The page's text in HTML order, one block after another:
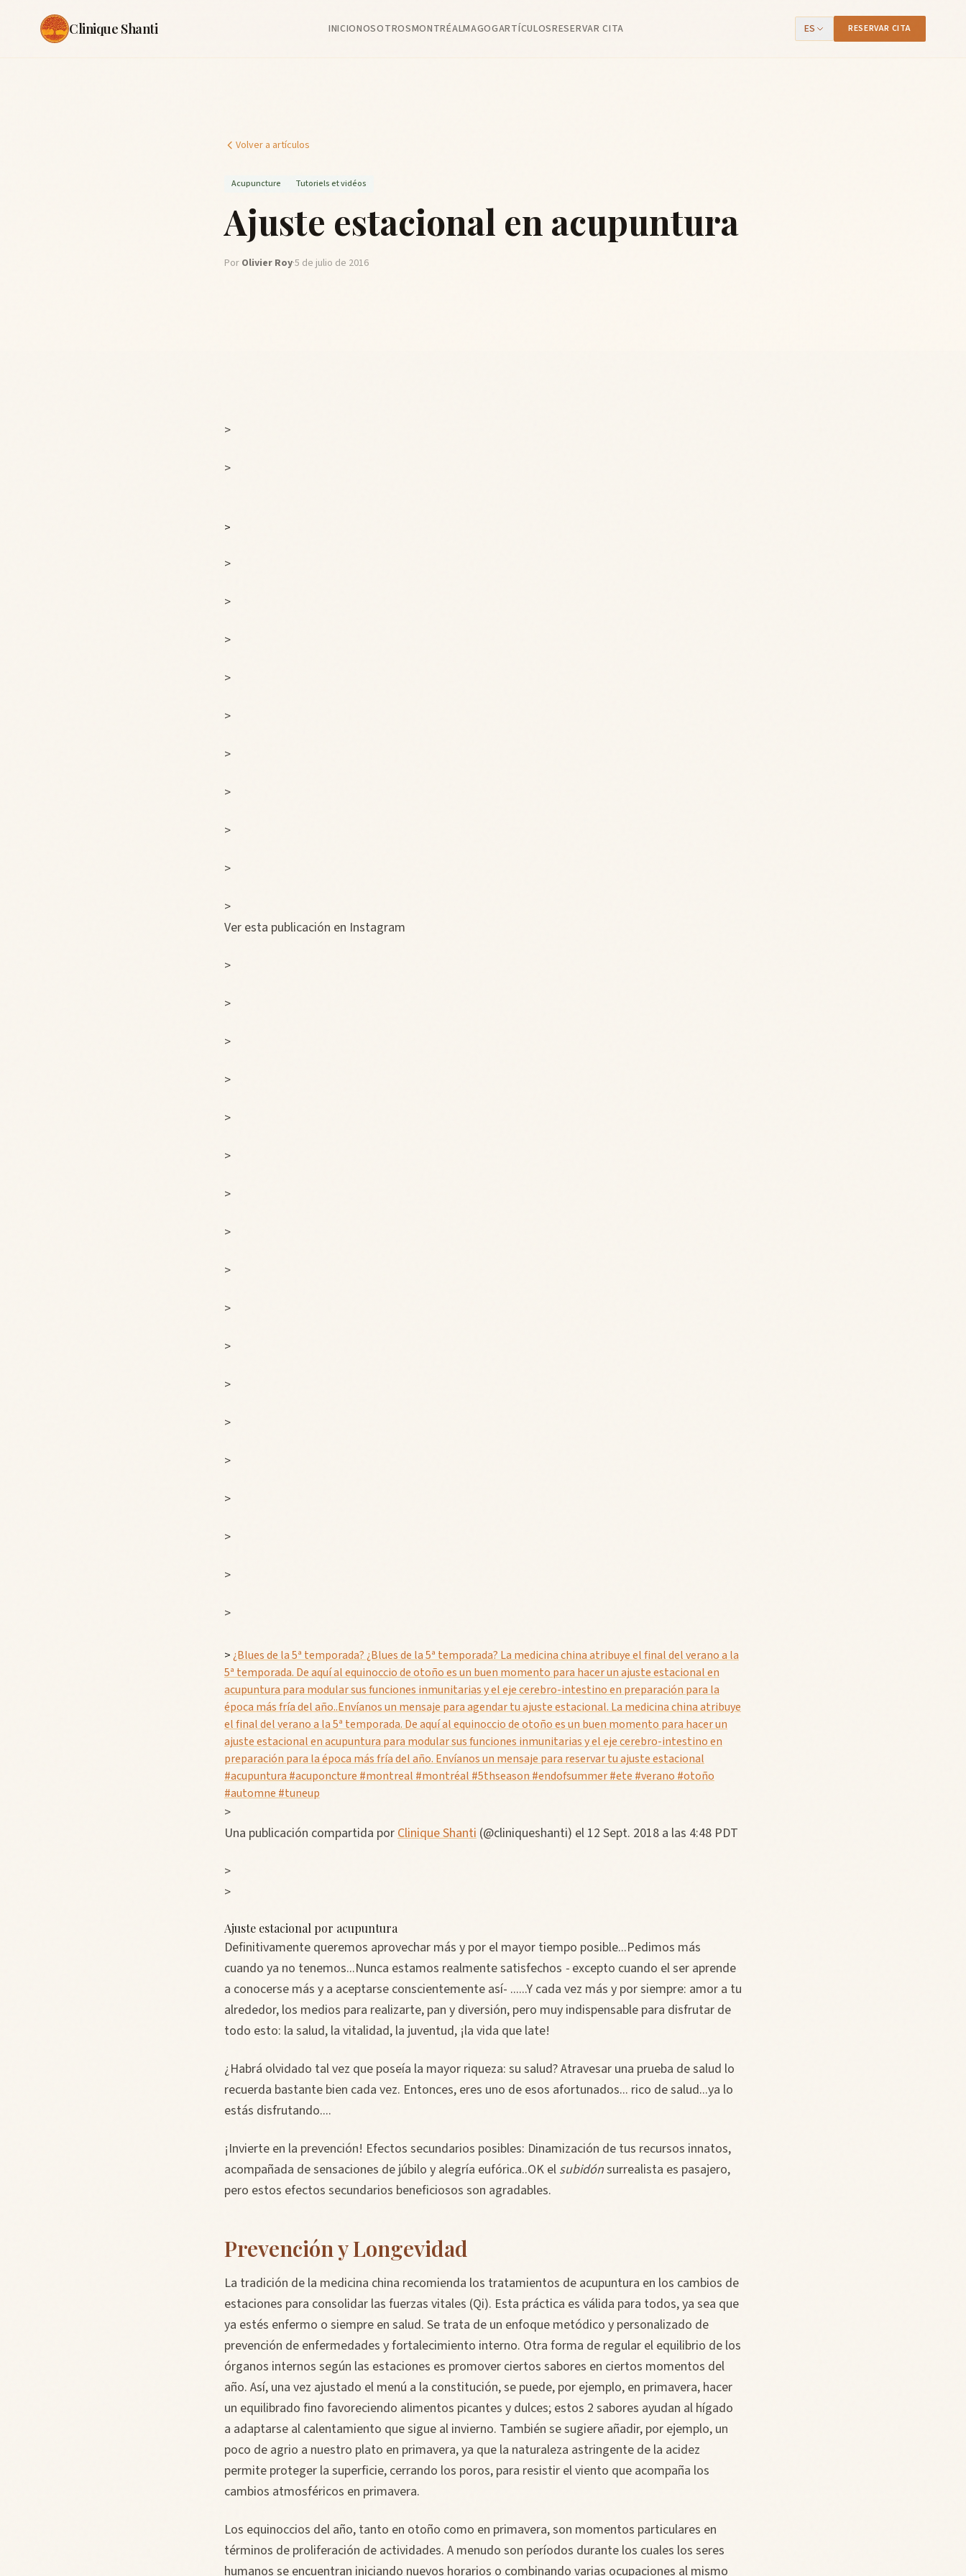
Clinique Shanti INICIONOSOTROSMONTRÉALMAGOGARTÍCULOSRESERVAR CITA ES RESERVAR CITA
Volver a artículos
Acupuncture Tutoriels et vidéos
Ajuste estacional en acupuntura
Por Olivier Roy·5 de julio de 2016
>
>
>
>
>
>
>
>
>
>
>
>
>
Ver esta publicación en Instagram
>
>
>
>
>
>
>
>
>
>
>
>
>
>
>
>
>
>
>‍¿Blues de la 5ª temporada? ¿Blues de la 5ª temporada? La medicina china atribuye el final del verano a la
5ª temporada. De aquí al equinoccio de otoño es un buen momento para hacer un ajuste estacional en
acupuntura para modular sus funciones inmunitarias y el eje cerebro-intestino en preparación para la
época más fría del año..Envíanos un mensaje para agendar tu ajuste estacional. La medicina china atribuye
el final del verano a la 5ª temporada. De aquí al equinoccio de otoño es un buen momento para hacer un
ajuste estacional en acupuntura para modular sus funciones inmunitarias y el eje cerebro-intestino en
preparación para la época más fría del año. Envíanos un mensaje para reservar tu ajuste estacional
#acupuntura #acuponcture #montreal #montréal #5thseason #endofsummer #ete #verano #otoño
#automne #tuneup
>
Una publicación compartida porClinique Shanti (@cliniqueshanti) el 12 Sept. 2018 a las 4:48 PDT
>
>
Ajuste estacional por acupuntura
Definitivamente queremos aprovechar más y por el mayor tiempo posible...Pedimos más
cuando ya no tenemos...Nunca estamos realmente satisfechos - excepto cuando el ser aprende
a conocerse más y a aceptarse conscientemente así- ......Y cada vez más y por siempre: amor a tu
alrededor, los medios para realizarte, pan y diversión, pero muy indispensable para disfrutar de
todo esto: la salud, la vitalidad, la juventud, ¡la vida que late!
¿Habrá olvidado tal vez que poseía la mayor riqueza: su salud? Atravesar una prueba de salud lo
recuerda bastante bien cada vez. Entonces, eres uno de esos afortunados... rico de salud...ya lo
estás disfrutando....
¡Invierte en la prevención! Efectos secundarios posibles: Dinamización de tus recursos innatos,
acompañada de sensaciones de júbilo y alegría eufórica..OK el subidónsurrealista es pasajero,
pero estos efectos secundarios beneficiosos son agradables.
Prevención y Longevidad
La tradición de la medicina china recomienda los tratamientos de acupuntura en los cambios de
estaciones para consolidar las fuerzas vitales (Qi). Esta práctica es válida para todos, ya sea que
ya estés enfermo o siempre en salud. Se trata de un enfoque metódico y personalizado de
prevención de enfermedades y fortalecimiento interno. Otra forma de regular el equilibrio de los
órganos internos según las estaciones es promover ciertos sabores en ciertos momentos del
año. Así, una vez ajustado el menú a la constitución, se puede, por ejemplo, en primavera, hacer
un equilibrado fino favoreciendo alimentos picantes y dulces; estos 2 sabores ayudan al hígado
a adaptarse al calentamiento que sigue al invierno. También se sugiere añadir, por ejemplo, un
poco de agrio a nuestro plato en primavera, ya que la naturaleza astringente de la acidez
permite proteger la superficie, cerrando los poros, para resistir el viento que acompaña los
cambios atmosféricos en primavera.
Los equinoccios del año, tanto en otoño como en primavera, son momentos particulares en
términos de proliferación de actividades. A menudo son períodos durante los cuales los seres
humanos se encuentran iniciando nuevos horarios o combinando varias ocupaciones al mismo